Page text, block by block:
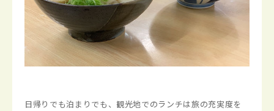
日帰りでも泊まりでも、観光地でのランチは旅の充実度を